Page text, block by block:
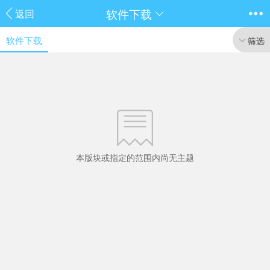
返回 软件下载
软件下载 筛选
本版块或指定的范围内尚无主题